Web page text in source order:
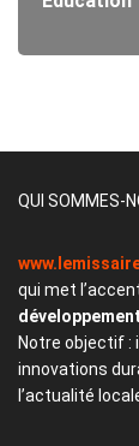
QUI SOMMES-
qui met
Notre objectif :
innovations
l’actualité